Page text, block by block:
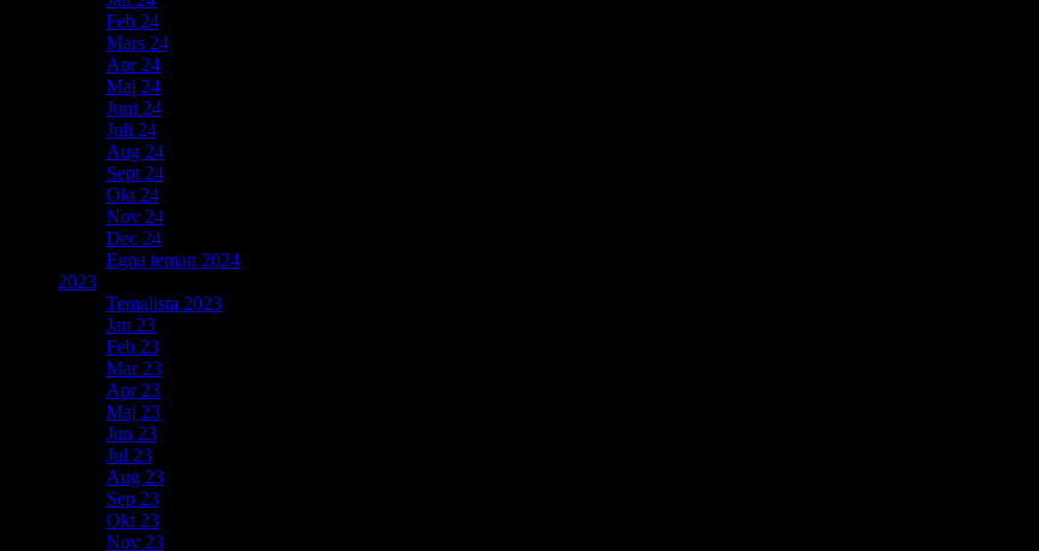
Feb 24
Mars 24
Apr 24
Maj 24
Juni 24
Juli 24
Aug 24
Sept 24
Okt 24
Nov 24
Dec 24
Egna teman 2024
2023
Temalista 2023
Jan 23
Feb 23
Mar 23
Apr 23
Maj 23
Jun 23
Jul 23
Aug 23
Sep 23
Okt 23
Nov 23